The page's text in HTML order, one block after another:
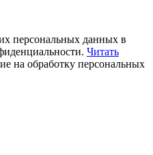
персональных данных в
Читать
на обработку персональных